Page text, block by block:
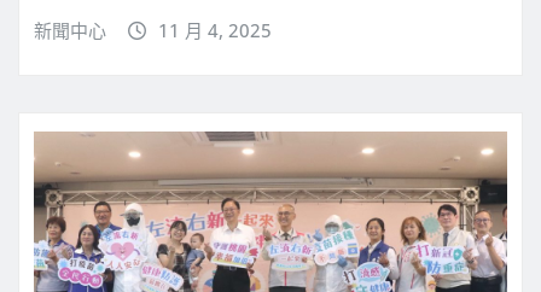
新聞中心 11 月 4, 2025